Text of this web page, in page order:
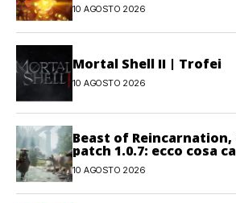
10 AGOSTO 2026
Mortal Shell II | Trofei
10 AGOSTO 2026
Beast of
patch 1.0.7: ecco cosa
10 AGOSTO 2026